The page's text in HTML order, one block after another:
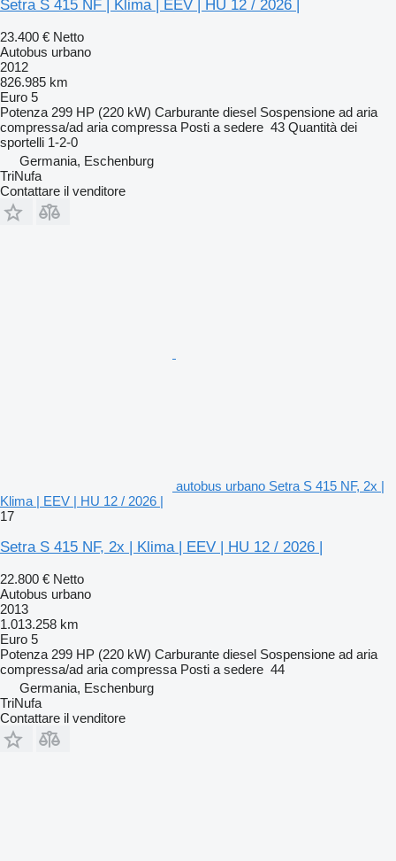
Setra S 415 NF | Klima | EEV | HU 12 / 2026 |
23.400 € Netto
Autobus urbano
2012
826.985 km
Euro 5
Potenza 299 HP (220 kW) Carburante diesel Sospensione ad aria
compressa/ad aria compressa Posti a sedere 43 Quantità dei
sportelli 1-2-0
Germania, Eschenburg
TriNufa
Contattare il venditore
autobus urbano Setra S 415 NF, 2x |
Klima | EEV | HU 12 / 2026 |
17
Setra S 415 NF, 2x | Klima | EEV | HU 12 / 2026 |
22.800 € Netto
Autobus urbano
2013
1.013.258 km
Euro 5
Potenza 299 HP (220 kW) Carburante diesel Sospensione ad aria
compressa/ad aria compressa Posti a sedere 44
Germania, Eschenburg
TriNufa
Contattare il venditore